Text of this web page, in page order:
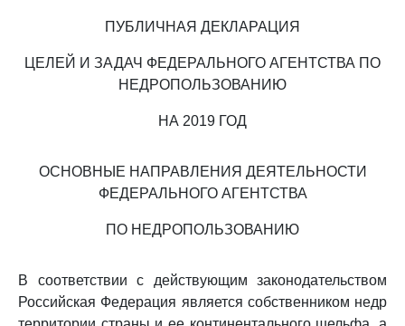
ПУБЛИЧНАЯ ДЕКЛАРАЦИЯ
ЦЕЛЕЙ И ЗАДАЧ ФЕДЕРАЛЬНОГО АГЕНТСТВА ПО
НЕДРОПОЛЬЗОВАНИЮ
НА 2019 ГОД
ОСНОВНЫЕ НАПРАВЛЕНИЯ ДЕЯТЕЛЬНОСТИ
ФЕДЕРАЛЬНОГО АГЕНТСТВА
ПО НЕДРОПОЛЬЗОВАНИЮ
В соответствии с действующим законодательством
Российская Федерация является собственником недр